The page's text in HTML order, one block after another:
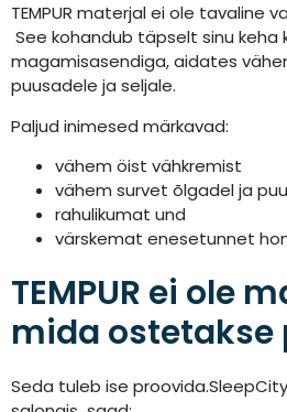
TEMPUR materjal ei ole tavaline
See kohandub täpselt sinu keha
magamisasendiga, aidates
puusadele ja seljale.
Paljud inimesed märkavad:
vähem öist vähkremist
vähem survet õlgadel ja
rahulikumat und
värskemat enesetunnet
TEMPUR ei ole
mida ostetakse
Seda tuleb ise